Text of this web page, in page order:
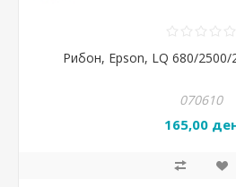
Рибон, Epson, LQ 680/2500/
070610
165,00